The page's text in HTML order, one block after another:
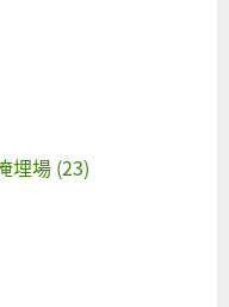
埋場 (23)